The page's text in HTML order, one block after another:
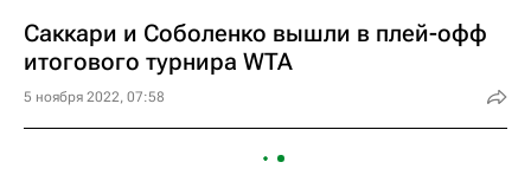
Саккари и Соболенко вышли в плей-офф
итогового турнира WTA
5 ноября 2022, 07:58